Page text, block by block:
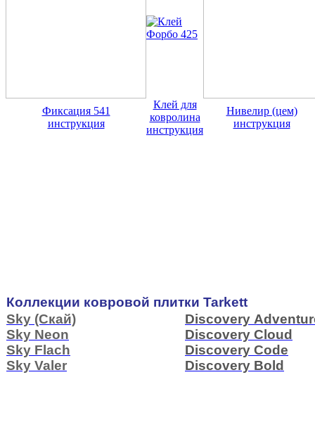
Фиксация 541
инструкция
Клей для
ковролина
инструкция
Нивелир (цем)
инструкция
Коллекции ковровой плитки Tarkett
Sky (Скай)
Sky Neon
Sky Flach
Sky Valer
Discovery
Discovery Cloud
Discovery Code
Discovery Bold